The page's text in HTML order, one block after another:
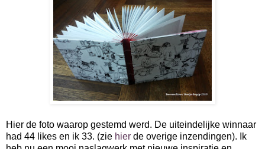
Hier de foto waarop gestemd werd. De uiteindelijke winnaar
had 44 likes en ik 33. (zie hier de overige inzendingen). Ik